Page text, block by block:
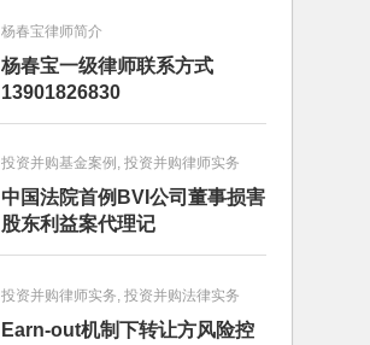
杨春宝律师简介
杨春宝一级律师联系方式
13901826830
投资并购基金案例, 投资并购律师实务
中国法院首例BVI公司董事损害
股东利益案代理记
投资并购律师实务, 投资并购法律实务
Earn-out机制下转让方风险控